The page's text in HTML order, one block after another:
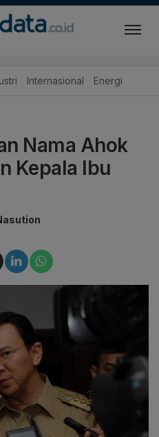
Internasional Energi
Nama Ahok
Kepala Ibu